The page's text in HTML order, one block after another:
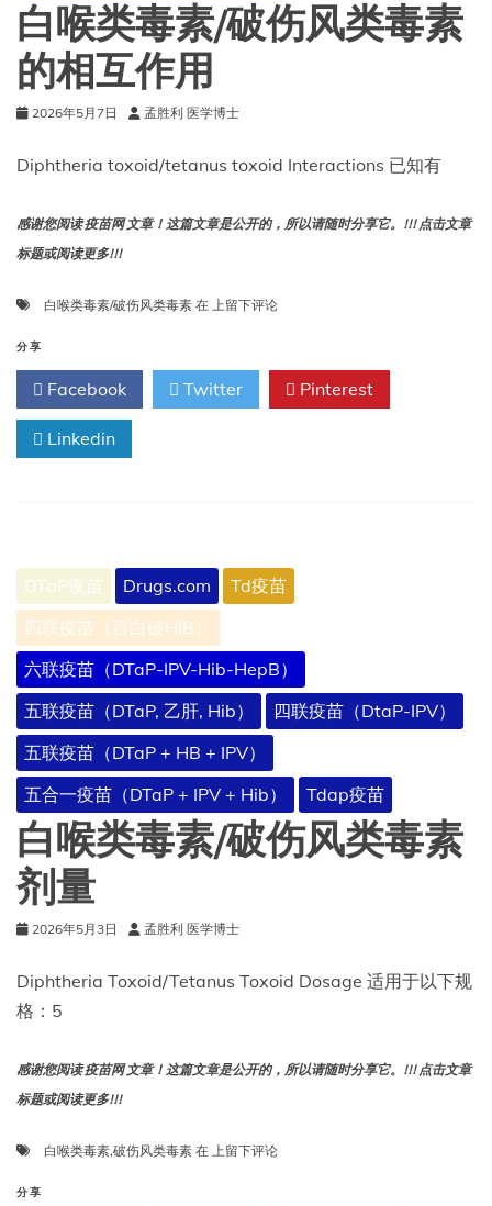
白喉类毒素/破伤风类毒素
的相互作用
2026年5月7日 孟胜利 医学博士
Diphtheria toxoid/tetanus toxoid Interactions 已知有
感谢您阅读 疫苗网 文章！这篇文章是公开的，所以请随时分享它。!!! 点击文章
标题或阅读更多!!!
白喉类毒素/破伤风类毒素 在 白
毒
素/
破
相
作
上留下评论
分享
Facebook Twitter Pinterest
Linkedin
DTaP疫苗 Drugs.com
Td疫苗
四联疫苗（百白破HIB）
六联疫苗（DTaP-IPV-Hib-HepB）
五联疫苗（DTaP, 乙肝, Hib）
四联疫苗（DtaP-IPV）
五联疫苗（DTaP + HB + IPV）
五合一疫苗（DTaP + IPV + Hib）
Tdap疫苗
白喉类毒素/破伤风类毒素
剂量
2026年5月3日 孟胜利 医学博士
Diphtheria Toxoid/Tetanus Toxoid Dosage 适用于以下规
格：5
感谢您阅读 疫苗网 文章！这篇文章是公开的，所以请随时分享它。!!! 点击文章
标题或阅读更多!!!
白喉类毒素,破伤风类毒素 在 白
上留下评论
分享